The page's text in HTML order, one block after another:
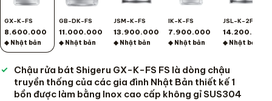
GX-K-FS
8.600.000
◆ Nhật bản
GB-DK-FS
11.000.000
◆ Nhật bản
JSM-K-FS
13.900.000
◆ Nhật bản
IK-K-FS
7.900.000
◆ Nhật bản
JSL-K-2F-FS
14.200.000
◆ Nhật bản
Chậu rửa bát Shigeru GX-K-FS FS là dòng chậu
truyền thống của các gia đình Nhật Bản thiết kế 1
bồn được làm bằng Inox cao cấp không gỉ SUS304